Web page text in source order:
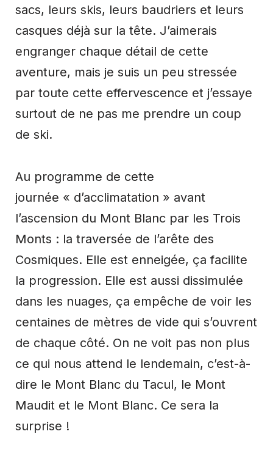
sacs, leurs skis, leurs baudriers et leurs
casques déjà sur la tête. J’aimerais
engranger chaque détail de cette
aventure, mais je suis un peu stressée
par toute cette effervescence et j’essaye
surtout de ne pas me prendre un coup
de ski.
Au programme de cette
journée « d’acclimatation » avant
l’ascension du Mont Blanc par les Trois
Monts : la traversée de l’arête des
Cosmiques. Elle est enneigée, ça facilite
la progression. Elle est aussi dissimulée
dans les nuages, ça empêche de voir les
centaines de mètres de vide qui s’ouvrent
de chaque côté. On ne voit pas non plus
ce qui nous attend le lendemain, c’est-à-
dire le Mont Blanc du Tacul, le Mont
Maudit et le Mont Blanc. Ce sera la
surprise !